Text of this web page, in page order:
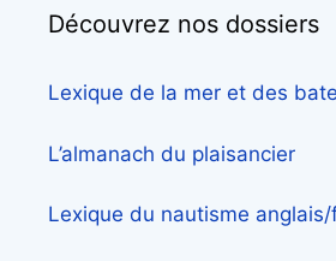
Découvrez nos dossiers
Lexique de la mer et des
L’almanach du plaisancier
Lexique du nautisme